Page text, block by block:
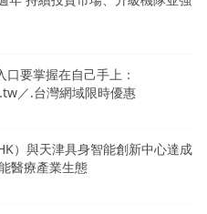
要掌握在自己手上：
／.台灣網域限時優惠
）與天津具身智能創新中心達成
醫療產業生態